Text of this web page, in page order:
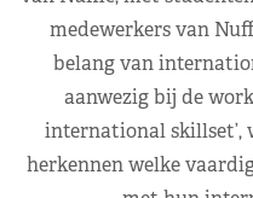
medewerkers van
belang van
aanwezig bij de
international skillset’,
herkennen welke